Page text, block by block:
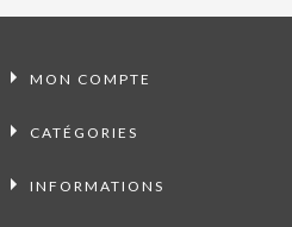
MON COMPTE
CATÉGORIES
INFORMATIONS